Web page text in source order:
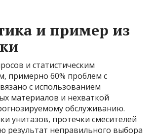
и пример из
и статистическим
примерно 60% проблем с
с использованием
материалов и нехваткой
обслуживанию.
унитазов, протечки смесителей
результат неправильного выбора